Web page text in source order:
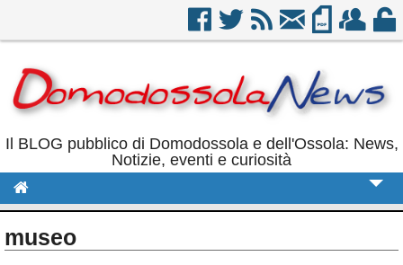
Il BLOG pubblico di Domodossola e dell'Ossola: News,
Notizie, eventi e curiosità
Politica
museo